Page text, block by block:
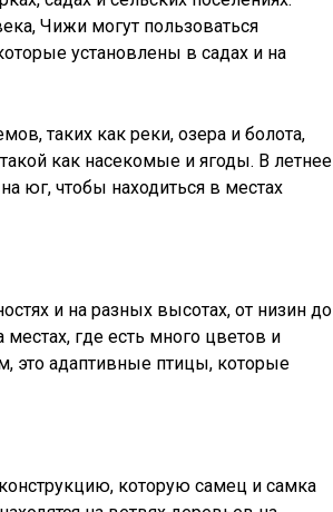
Чижи могут пользоваться
установлены в садах и на
таких как реки, озера и болота,
как насекомые и ягоды. В летнее
юг, чтобы находиться в местах
и на разных высотах, от низин до
где есть много цветов и
это адаптивные птицы, которые
которую самец и самка